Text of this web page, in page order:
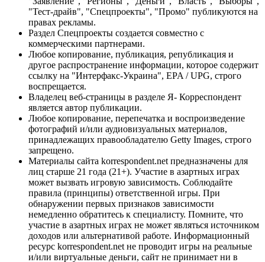
"Тест-драйв", "Спецпроекты", "Промо" публикуются на
правах рекламы.
Раздел Спецпроекты создается совместно с
коммерческими партнерами.
Любое копирование, публикация, републикация и
другое распространение информации, которое содержит
ссылку на "Интерфакс-Украина", EPA / UPG, строго
воспрещается.
Владелец веб-страницы в разделе Я- Корреспондент
является автор публикации.
Любое копирование, перепечатка и воспроизведение
фотографий и/или аудиовизуальных материалов,
принадлежащих правообладателю Getty Images, строго
запрещено.
Материалы сайта korrespondent.net предназначены для
лиц старше 21 года (21+). Участие в азартных играх
может вызвать игровую зависимость. Соблюдайте
правила (принципы) ответственной игры. При
обнаружении первых признаков зависимости
немедленно обратитесь к специалисту. Помните, что
участие в азартных играх не может являться источником
доходов или альтернативой работе. Информационный
ресурс korrespondent.net не проводит игры на реальные
и/или виртуальные деньги, сайт не принимает ни в